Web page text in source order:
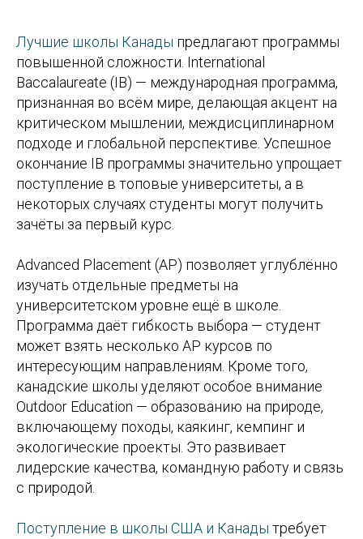
Лучшие школы Канады предлагают программы
повышенной сложности. International
Baccalaureate (IB) — международная программа,
признанная во всём мире, делающая акцент на
критическом мышлении, междисциплинарном
подходе и глобальной перспективе. Успешное
окончание IB программы значительно упрощает
поступление в топовые университеты, а в
некоторых случаях студенты могут получить
зачёты за первый курс.
Advanced Placement (AP) позволяет углублённо
изучать отдельные предметы на
университетском уровне ещё в школе.
Программа даёт гибкость выбора — студент
может взять несколько AP курсов по
интересующим направлениям. Кроме того,
канадские школы уделяют особое внимание
Outdoor Education — образованию на природе,
включающему походы, каякинг, кемпинг и
экологические проекты. Это развивает
лидерские качества, командную работу и связь
с природой.
Поступление в школы США и Канады требует